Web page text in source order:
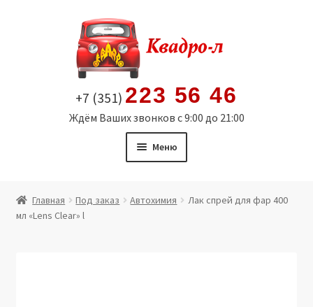
содержимому
+7 (351) 223 56 46
Ждём Ваших звонков с 9:00 до 21:00
Меню
Витрина
Главная Под заказ Автохимия
Лак спрей для фар 400
мл «Lens Clear» l